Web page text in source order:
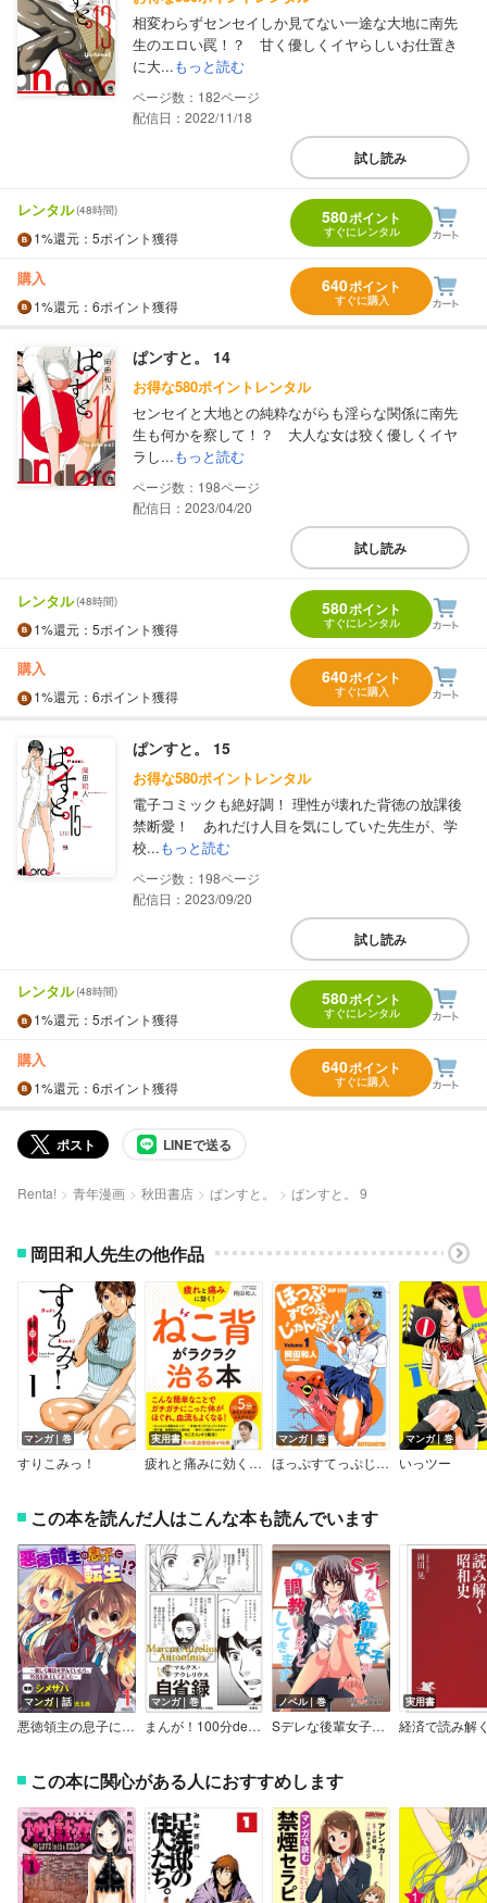
相変わらずセンセイしか見てない一途な大地に南先
生のエロい罠！？ 甘く優しくイヤらしいお仕置き
に大...もっと読む
182
配信日：2022/11/18
試し読み
レンタル(48時間)
1%還元 ：5ポイント獲得
580ポイント
すぐにレンタル
購入
1%還元 ：6ポイント獲得
640ポイント
すぐに購入
ぱンすと。 14
お得な580ポイントレンタル
センセイと大地との純粋ながらも淫らな関係に南先
生も何かを察して！？ 大人な女は狡く優しくイヤ
ラし...もっと読む
198
配信日：2023/04/20
試し読み
レンタル(48時間)
1%還元 ：5ポイント獲得
580ポイント
すぐにレンタル
購入
1%還元 ：6ポイント獲得
640ポイント
すぐに購入
ぱンすと。 15
お得な580ポイントレンタル
電子コミックも絶好調！ 理性が壊れた背徳の放課後
禁断愛！ あれだけ人目を気にしていた先生が、学
校...もっと読む
198
配信日：2023/09/20
試し読み
レンタル(48時間)
1%還元 ：5ポイント獲得
580ポイント
すぐにレンタル
購入
1%還元 ：6ポイント獲得
640ポイント
すぐに購入
ポスト LINEで送る
Renta! 青年漫画 秋田書店 ぱンすと。 ぱンすと。 9
岡田和人先生の他作品
マンガ｜巻
すりこみっ！
実用書
疲れと痛みに効く！ ねこ背がラクラク治る本
マンガ｜巻
ほっぷすてっぷじゃんぷッ！
マンガ｜巻
いっツー
この本を読んだ人はこんな本も読んでいます
マンガ｜話
悪徳領主の息子に転生！？ ～楽しく魔法を学んでいたら、汚名を返上してました～ コミック版（分冊版）
マンガ｜巻
まんが！100分de名著 マルクス・アウレリウス 自省録
ノベル｜巻
Sデレな後輩女子が俺を調教しようとしてきます
実用書
この本に関心がある人におすすめします